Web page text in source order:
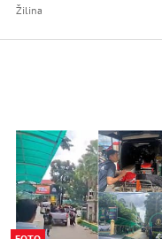
Žilina